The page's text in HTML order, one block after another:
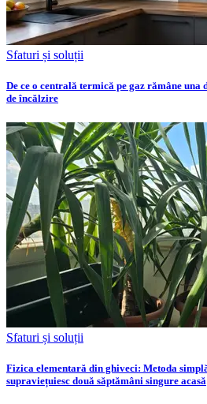
Sfaturi și soluții
De ce o centrală termică pe gaz rămâne
de încălzire
Sfaturi și soluții
Fizica elementară din ghiveci: Metoda
supraviețuiesc două săptămâni singure acasă